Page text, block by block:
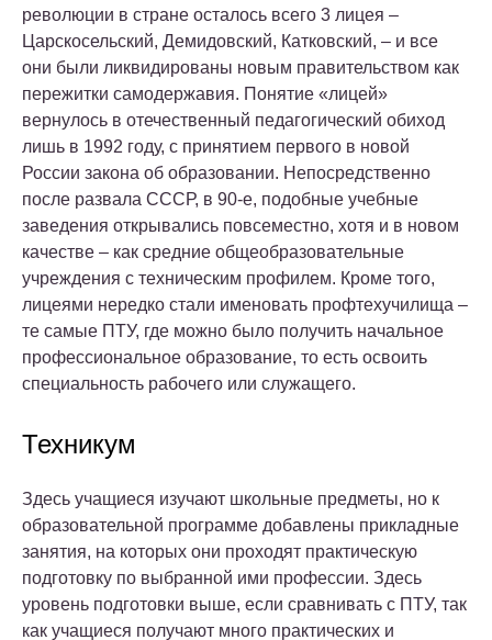
революции в стране осталось всего 3 лицея –
Царскосельский, Демидовский, Катковский, – и все
они были ликвидированы новым правительством как
пережитки самодержавия. Понятие «лицей»
вернулось в отечественный педагогический обиход
лишь в 1992 году, с принятием первого в новой
России закона об образовании. Непосредственно
после развала СССР, в 90-е, подобные учебные
заведения открывались повсеместно, хотя и в новом
качестве – как средние общеобразовательные
учреждения с техническим профилем. Кроме того,
лицеями нередко стали именовать профтехучилища –
те самые ПТУ, где можно было получить начальное
профессиональное образование, то есть освоить
специальность рабочего или служащего.
Техникум
Здесь учащиеся изучают школьные предметы, но к
образовательной программе добавлены прикладные
занятия, на которых они проходят практическую
подготовку по выбранной ими профессии. Здесь
уровень подготовки выше, если сравнивать с ПТУ, так
как учащиеся получают много практических и